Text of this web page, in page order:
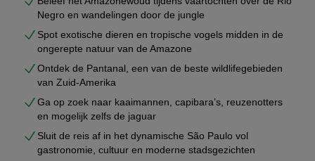
Negro en wandelingen door de jungle
Spot exotische dieren en tropische vogels midden in de
ongerepte natuur van de Amazone
Ontdek de Pantanal, een van de beste wildlifegebieden
van Zuid-Amerika
Ga op zoek naar kaaimannen, capibara’s, reuzenotters
en mogelijk zelfs de jaguar
Sluit de reis af in het dynamische São Paulo vol
gastronomie, cultuur en moderne stadsgezichten